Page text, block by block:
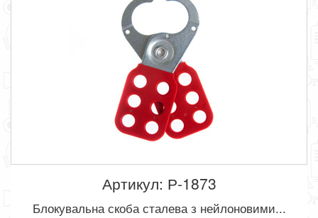
Артикул: Р-1873
Блокувальна скоба сталева з нейлоновими...